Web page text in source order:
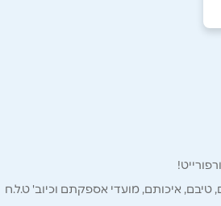
טיבם, איכותם, מועדי אספקתם וכיוב' ט.ל.ח